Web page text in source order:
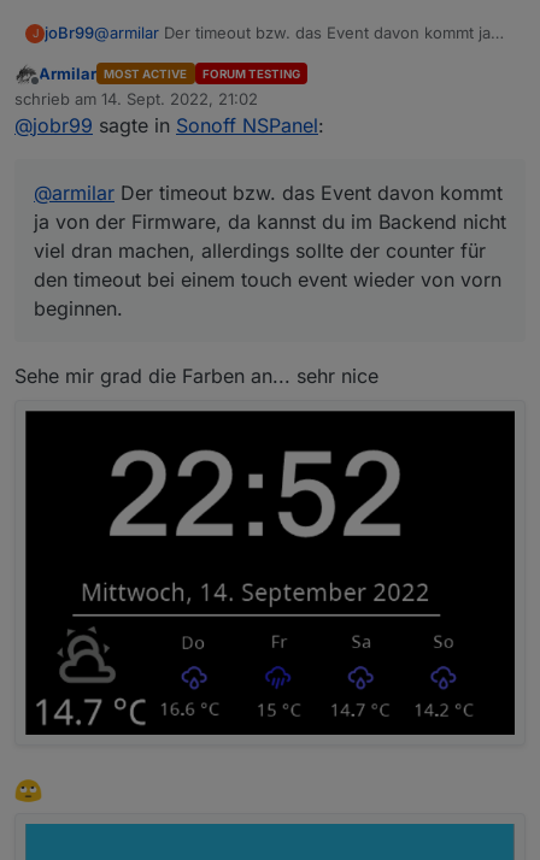
J joBr99@armilar Der timeout bzw. das Event davon kommt ja
dran machen, allerdings sollte der counter für den
timeout bei einem touch event wieder von vorn
beginnen.
Offline
Armilar MOST ACTIVE FORUM TESTING
schrieb am 14. Sept. 2022, 21:02
zuletzt editiert von
@jobr99 sagte in Sonoff NSPanel:
@armilar Der timeout bzw. das Event davon kommt
ja von der Firmware, da kannst du im Backend nicht
viel dran machen, allerdings sollte der counter für
den timeout bei einem touch event wieder von vorn
beginnen.
Sehe mir grad die Farben an... sehr nice